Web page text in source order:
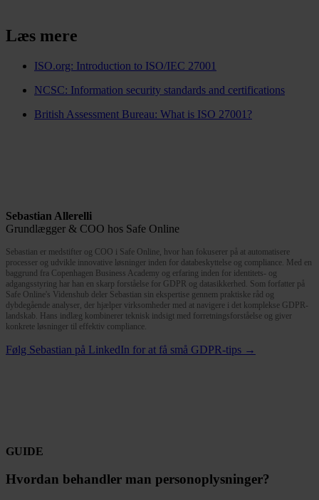
Læs mere
ISO.org: Introduction to ISO/IEC 27001
NCSC: Information security standards and certifications
British Assessment Bureau: What is ISO 27001?
Sebastian Allerelli
Grundlægger & COO hos Safe Online
Sebastian er medstifter og COO i Safe Online, hvor han fokuserer på at automatisere
processer og udvikle innovative løsninger inden for databeskyttelse og compliance. Med en
baggrund fra Copenhagen Business Academy og erfaring inden for identitets- og
adgangsstyring har han en skarp forståelse for GDPR og datasikkerhed. Som forfatter på
Safe Online's Videnshub deler Sebastian sin ekspertise gennem praktiske råd og
dybdegående analyser, der hjælper virksomheder med at navigere i det komplekse GDPR-
landskab. Hans indlæg kombinerer teknisk indsigt med forretningsforståelse og giver
konkrete løsninger til effektiv compliance.
Følg Sebastian på LinkedIn for at få små GDPR-tips →
GUIDE
Hvordan behandler man personoplysninger?